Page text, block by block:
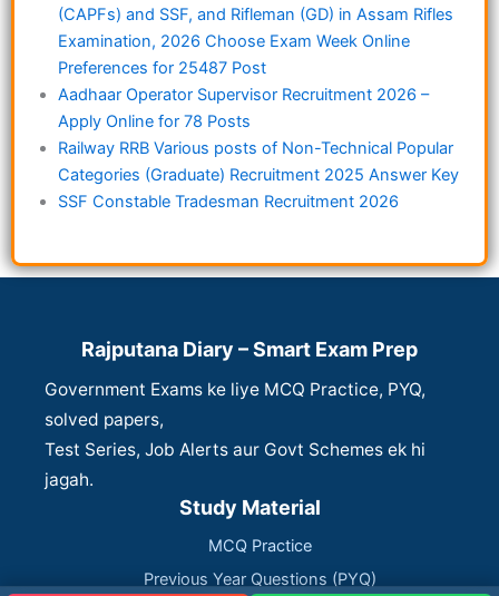
(CAPFs) and SSF, and Rifleman (GD) in Assam Rifles
Examination, 2026 Choose Exam Week Online
Preferences for 25487 Post
Aadhaar Operator Supervisor Recruitment 2026 –
Apply Online for 78 Posts
Railway RRB Various posts of Non-Technical Popular
Categories (Graduate) Recruitment 2025 Answer Key
SSF Constable Tradesman Recruitment 2026
Rajputana Diary – Smart Exam Prep
Government Exams ke liye MCQ Practice, PYQ,
solved papers,
Test Series, Job Alerts aur Govt Schemes ek hi
jagah.
Study Material
MCQ Practice
Previous Year Questions (PYQ)